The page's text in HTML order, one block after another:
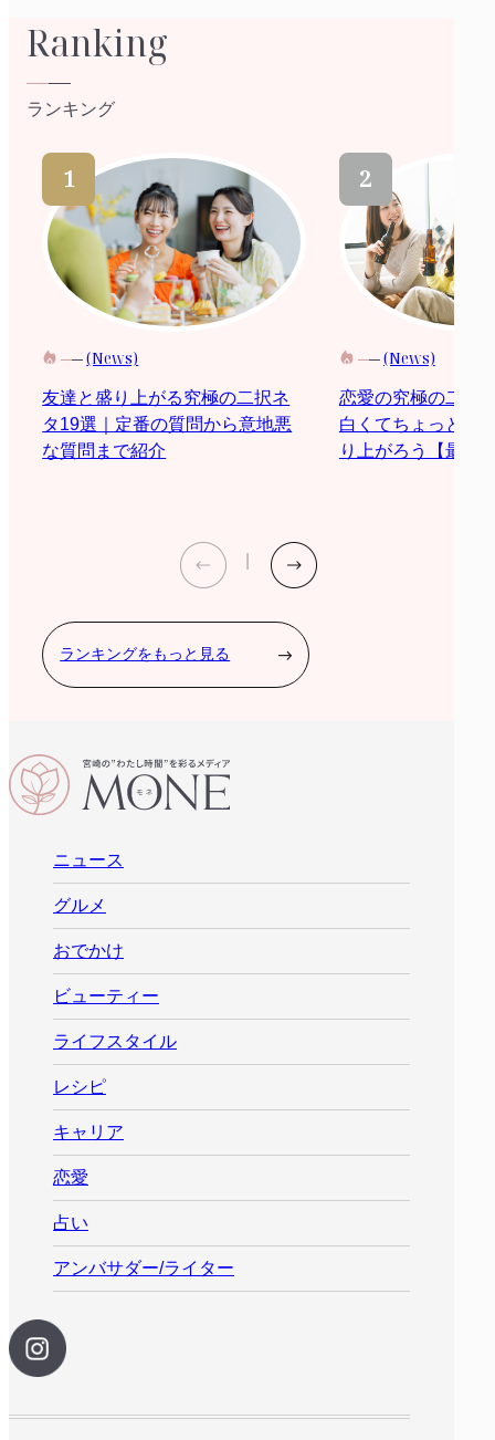
Ranking
ランキング
(News)
友達と盛り上がる究極の二択ネ
タ19選｜定番の質問から意地悪
な質問まで紹介
(News)
恋愛の究極の二択
白くてちょっと際
り上がろう【最新
ランキングをもっと見る
ニュース
グルメ
おでかけ
ビューティー
ライフスタイル
レシピ
キャリア
恋愛
占い
アンバサダー/ライター